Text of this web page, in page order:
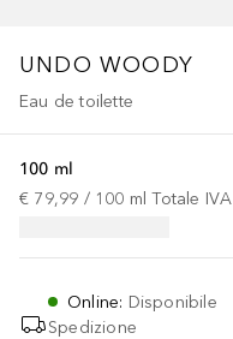
UNDO WOODY
Eau de toilette
100 ml
€ 79,99 / 100 ml Totale IVA
Online: Disponibile
Spedizione